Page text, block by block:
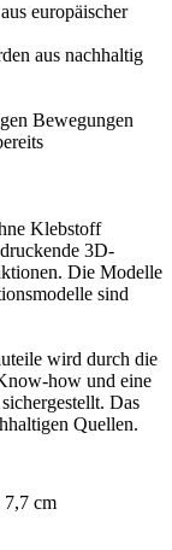
europäischer
aus nachhaltig
Bewegungen
Klebstoff
3D-
Die Modelle
sind
wird durch die
how und eine
Das
Quellen.
cm